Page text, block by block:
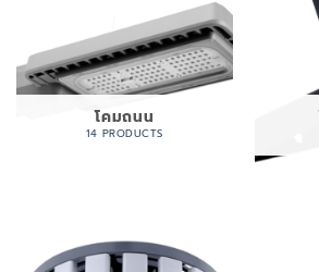
โคมถนน
14 PRODUCTS